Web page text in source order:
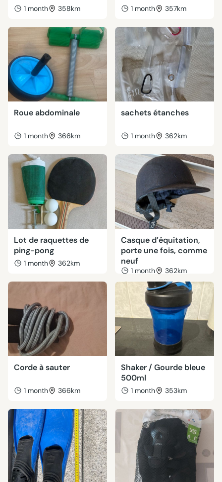
1 month 358km 1 month 357km
Roue abdominale
1 month 366km
sachets étanches
1 month 362km
Lot de raquettes de
ping-pong
1 month 362km
Casque d’équitation,
porte une fois, comme
neuf
1 month 362km
Corde à sauter
1 month 366km
Shaker / Gourde bleue
500ml
1 month 353km